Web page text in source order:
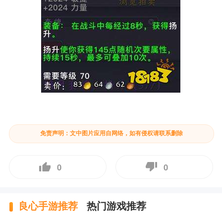
免责声明：文中图片应用自网络，如有侵权请联系删除
0 0
良心手游推荐 热门游戏推荐